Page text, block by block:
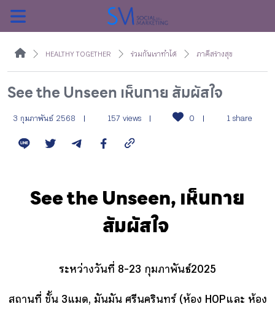
ค้นหา
หน้าแรกแคมเปญ
บทความแคมเปญ
กิจกรรม
HEALTHY TOGETHER ร่วมกันเราทำได้ ภาคีสร้างสุข
See the Unseen เห็นกาย สัมผัสใจ
3 กุมภาพันธ์ 2568 157 views 0 1 share
See the Unseen, เห็นกาย
สัมผัสใจ
ระหว่างวันที่ 8-23 กุมภาพันธ์ 2025
สถานที่ ชั้น 3 แมด, มันมัน ศรีนครินทร์ (ห้อง HOP และ ห้อง